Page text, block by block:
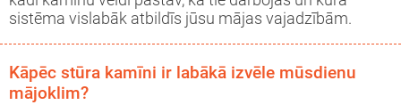
sistēma vislabāk atbildīs jūsu mājas vajadzībām.
Kāpēc stūra kamīni ir labākā izvēle mūsdienu
mājoklim?